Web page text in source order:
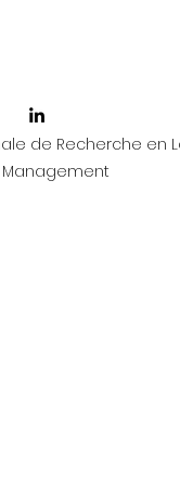
de Recherche en
Management